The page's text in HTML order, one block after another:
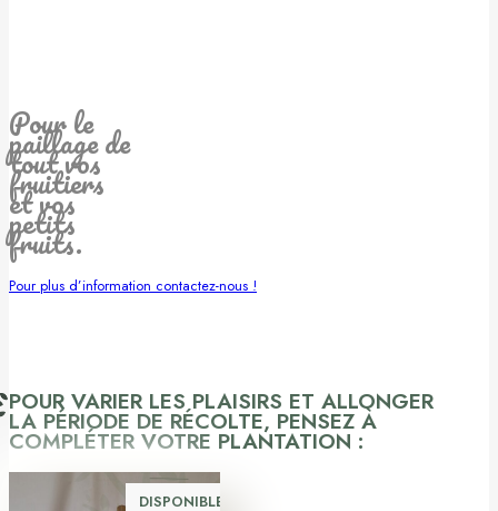
Pour le
paillage de
tout vos
fruitiers
et vos
petits
fruits.
Pour plus d’information contactez-nous !
POUR VARIER LES PLAISIRS ET ALLONGER
LA PÉRIODE DE RÉCOLTE, PENSEZ À
COMPLÉTER VOTRE PLANTATION :
DISPONIBLE